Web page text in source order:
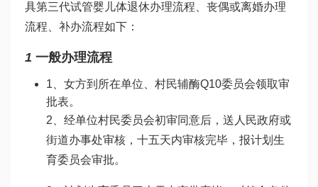
具第三代试管婴儿体退休办理流程、丧偶或离婚办理
流程、补办流程如下：
1 一般办理流程
1、女方到所在单位、村民辅酶Q10委员会领取审
批表。
2、经单位村民委员会初审同意后，送人民政府或
街道办事处审核，十五天内审核完毕，报计划生
育委员会审批。